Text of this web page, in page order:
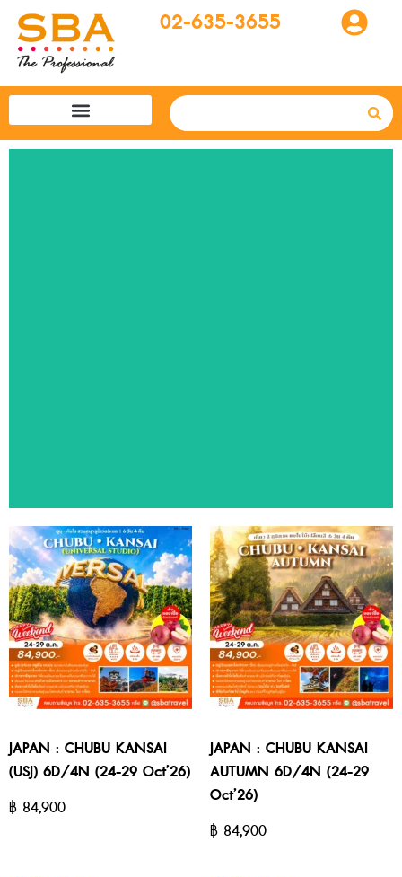
02-635-3655
ทัวร์แนะนำ
สัมผัสประสบการณ์ท่องเที่ยวหลากหลายประเทศ ด้วยโปรแกรมทัวร์
คุณภาพจาก SBA Travel
JAPAN : CHUBU KANSAI
(USJ) 6D/4N (24-29 Oct’26)
฿ 84,900
JAPAN : CHUBU KANSAI
AUTUMN 6D/4N (24-29
Oct’26)
฿ 84,900